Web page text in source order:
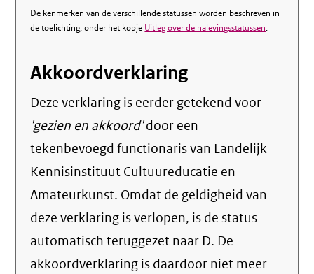
De kenmerken van de verschillende statussen worden beschreven in
de toelichting, onder het kopje Uitleg over de nalevingsstatussen.
Akkoordverklaring
Deze verklaring is eerder getekend voor
'gezien en akkoord'door een
tekenbevoegd functionaris van Landelijk
Kennisinstituut Cultuureducatie en
Amateurkunst. Omdat de geldigheid van
deze verklaring is verlopen, is de status
automatisch teruggezet naar D. De
akkoordverklaring is daardoor niet meer